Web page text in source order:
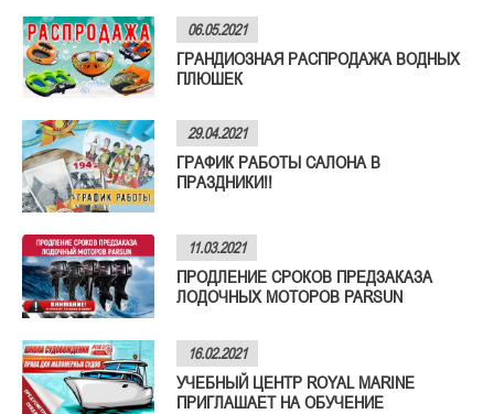
06.05.2021
ГРАНДИОЗНАЯ РАСПРОДАЖА ВОДНЫХ
ПЛЮШЕК
29.04.2021
ГРАФИК РАБОТЫ САЛОНА В
ПРАЗДНИКИ!!
11.03.2021
ПРОДЛЕНИЕ СРОКОВ ПРЕДЗАКАЗА
ЛОДОЧНЫХ МОТОРОВ PARSUN
16.02.2021
УЧЕБНЫЙ ЦЕНТР ROYAL MARINE
ПРИГЛАШАЕТ НА ОБУЧЕНИЕ